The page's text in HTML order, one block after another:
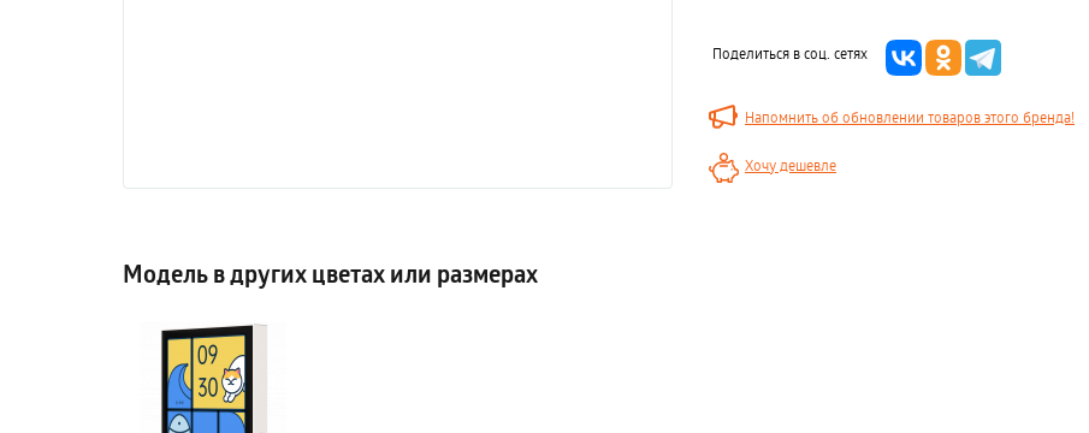
Поделиться в соц. сетях
Напомнить об обновлении товаров этого бренда!
Хочу дешевле
Модель в других цветах или размерах